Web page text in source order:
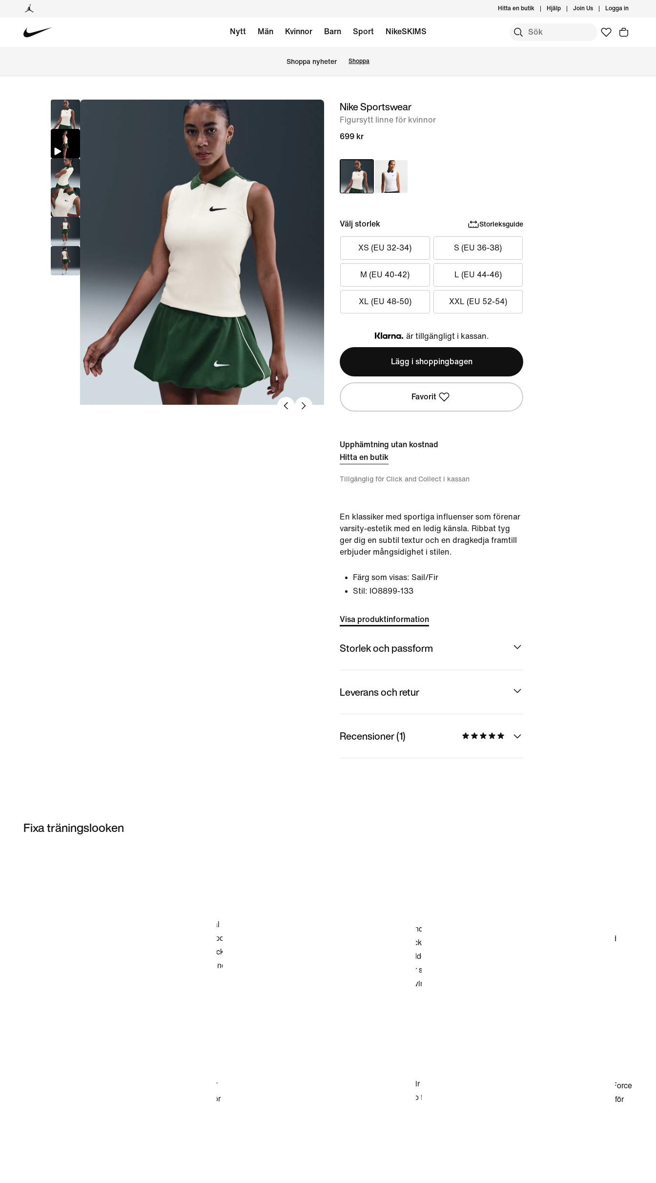
Hitta en butik Hjälp Join Us Logga in
Nytt Män Kvinnor Barn Sport NikeSKIMS
Shoppa nyheter Shoppa
Nike Sportswear
Figursytt linne för kvinnor
699 kr
Välj storlek Storleksguide
XS (EU 32-34) S (EU 36-38)
M (EU 40-42) L (EU 44-46)
XL (EU 48-50) XXL (EU 52-54)
Klarna
är tillgängligt i kassan.
Lägg i shoppingbagen
Favorit
Upphämtning utan kostnad
Hitta en butik
Tillgänglig för Click and Collect i kassan
En klassiker med sportiga influenser som förenar
varsity-estetik med en ledig känsla. Ribbat tyg
ger dig en subtil textur och en dragkedja framtill
erbjuder mångsidighet i stilen.
Färg som visas: Sail/Fir
Stil: IO8899-133
Visa produktinformation
Storlek och passform
Leverans och retur
Recensioner (1)
Fixa träningslooken